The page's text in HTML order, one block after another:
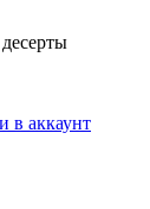
в аккаунт